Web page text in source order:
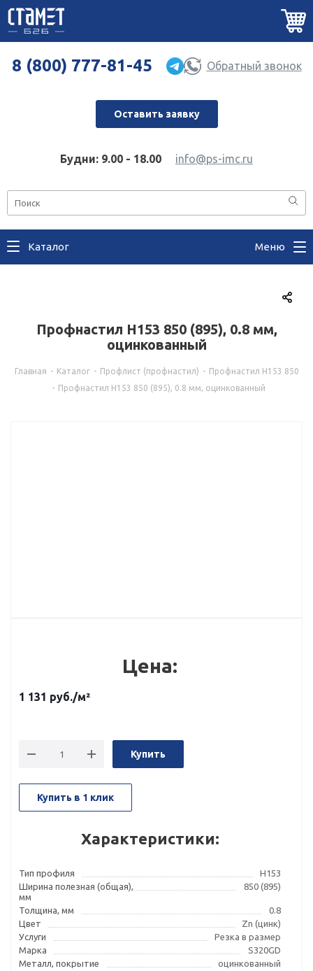
8 (800) 777-81-45 Обратный звонок
Оставить заявку
Будни: 9.00 - 18.00 info@ps-imc.ru
Каталог Меню
Профнастил Н153 850 (895), 0.8 мм,
оцинкованный
Главная - Каталог - Профлист (профнастил) - Профнастил Н153 850
- Профнастил Н153 850 (895), 0.8 мм, оцинкованный
Цена:
1 131 руб./м²
Купить
Купить в 1 клик
Характеристики:
Тип профиля
Н153
Ширина полезная (общая),
мм
850 (895)
Толщина, мм
0.8
Цвет
Zn (цинк)
Услуги
Резка в размер
Марка
S320GD
Металл, покрытие
оцинкованный